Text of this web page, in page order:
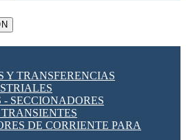
Y TRANSFERENCIAS
SECCIONADORES
TRANSIENTES
DE CORRIENTE PARA